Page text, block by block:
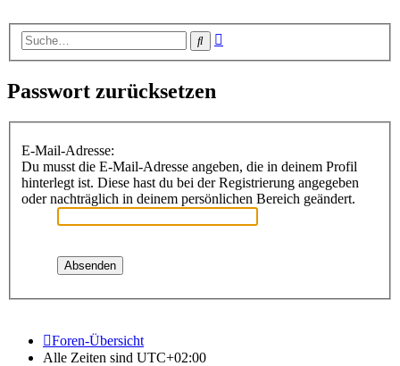
Suche
Passwort zurücksetzen
E-Mail-Adresse:
Du musst die E-Mail-Adresse angeben, die in deinem Profil
hinterlegt ist. Diese hast du bei der Registrierung angegeben
oder nachträglich in deinem persönlichen Bereich geändert.
Foren-Übersicht
Alle Zeiten sind UTC+02:00